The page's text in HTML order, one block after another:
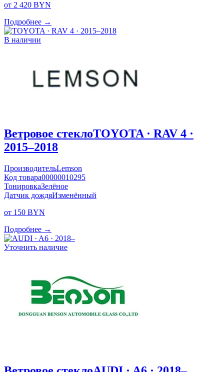
от 2 420 BYN
Подробнее →
В наличии
Ветровое стеклоTOYOTA · RAV 4 ·
2015–2018
ПроизводительLemson
Код товара00000010295
ТонировкаЗелёное
Датчик дождяИзменённый
от 150 BYN
Подробнее →
Уточнить наличие